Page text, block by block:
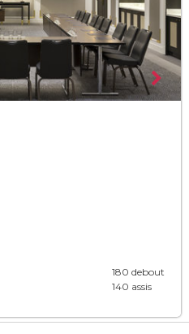
180 debout
140 assis